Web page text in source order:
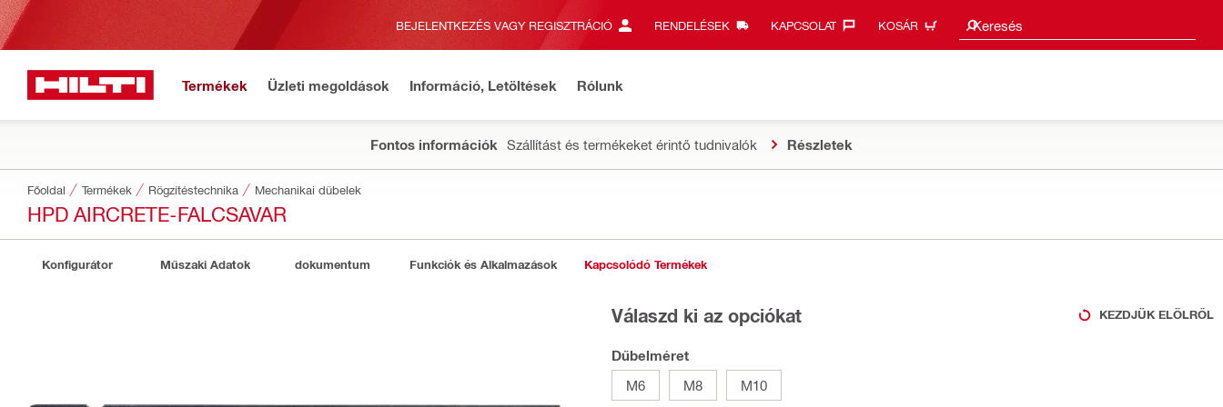
BEJELENTKEZÉS VAGY REGISZTRÁCIÓ RENDELÉSEK KAPCSOLAT‎ KOSÁR Keresés
Keresési javaslatok
Termékek Üzleti megoldások Információ, Letöltések Rólunk
Fontos információk Szállítást és termékeket érintő tudnivalók Részletek
Főoldal Termékek Rögzítéstechnika Mechanikai dübelek
HPD AIRCRETE-FALCSAVAR
Konfigurátor Műszaki Adatok dokumentum Funkciók és Alkalmazások Kapcsolódó Termékek
Válaszd ki az opciókat KEZDJÜK ELÖLRŐL
Dűbelméret
M6
M8 M10